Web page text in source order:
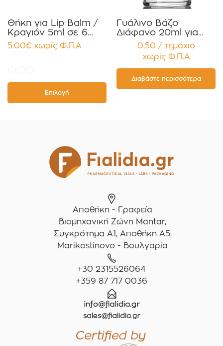
Θήκη για Lip Balm /
Κραγιόν 5ml σε 6
χρώματα Πακέτο
10τεμ.
5.00€ χωρίς Φ.Π.Α
Επιλογή
Γυάλινο Βάζο
Διάφανο 20ml για
Κρέμες και
Κηραλοιφές με
Μαύρο Γυαλιστερό
Καπάκι Παρέμβυσμα
Συσκευασία 12
τεμαχίων
0,50 / τεμάχιο
χωρίς Φ.Π.Α
Διαβάστε περισσότερα
Αποθήκη - Γραφεία
Βιομηχανική Ζώνη Mantar,
Συγκρότημα A1, Αποθήκη Α5,
Marikostinovo - Βουλγαρία
+30 2315526064
+359 87 717 0036